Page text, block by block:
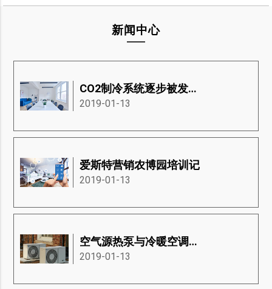
新闻中心
CO2制冷系统逐步被发展中国家接受
2019-01-13
爱斯特营销农博园培训记
2019-01-13
空气源热泵与冷暖空调有何差异
2019-01-13